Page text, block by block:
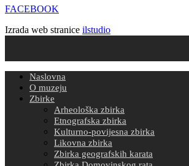
FACEBOOK
Izrada web stranice ilstudio
Naslovna
O muzeju
Zbirke
Arheološka zbirka
Etnografska zbirka
Kulturno-povijesna zbirka
Likovna zbirka
Zbirka geografskih karata